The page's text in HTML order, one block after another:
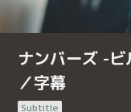
ナンバーズ -
／字幕
Subtitle